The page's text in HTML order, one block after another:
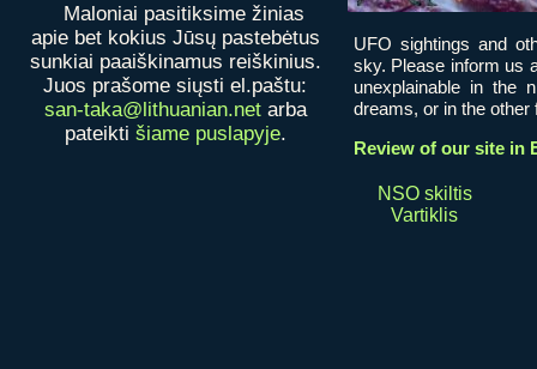
Maloniai pasitiksime žinias
apie bet kokius Jūsų pastebėtus
sunkiai paaiškinamus reiškinius.
Juos prašome siųsti el.paštu:
san-taka@lithuanian.netarba
pateikti šiame puslapyje.
UFO sightings and
sky. Please inform us
unexplainable in the
dreams, or in the other
Review of our site in
NSO skiltis
Vartiklis